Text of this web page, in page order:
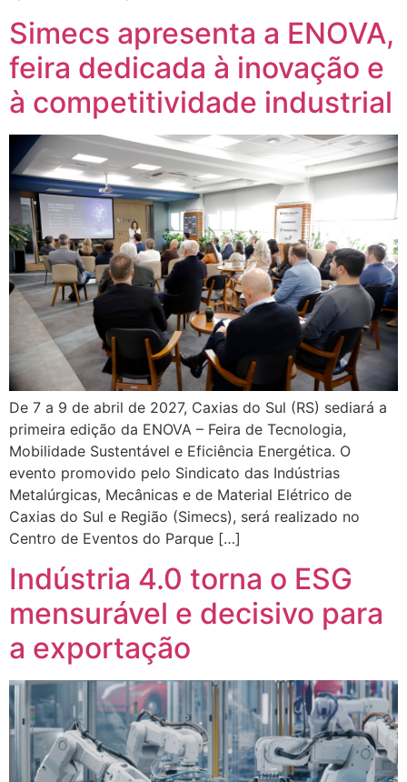
Simecs apresenta a ENOVA,
feira dedicada à inovação e
à competitividade industrial
De 7 a 9 de abril de 2027, Caxias do Sul (RS) sediará a
primeira edição da ENOVA – Feira de Tecnologia,
Mobilidade Sustentável e Eficiência Energética. O
evento promovido pelo Sindicato das Indústrias
Metalúrgicas, Mecânicas e de Material Elétrico de
Caxias do Sul e Região (Simecs), será realizado no
Centro de Eventos do Parque […]
Indústria 4.0 torna o ESG
mensurável e decisivo para
a exportação